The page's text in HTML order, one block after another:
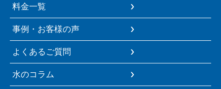
料金一覧
事例・お客様の声
よくあるご質問
水のコラム